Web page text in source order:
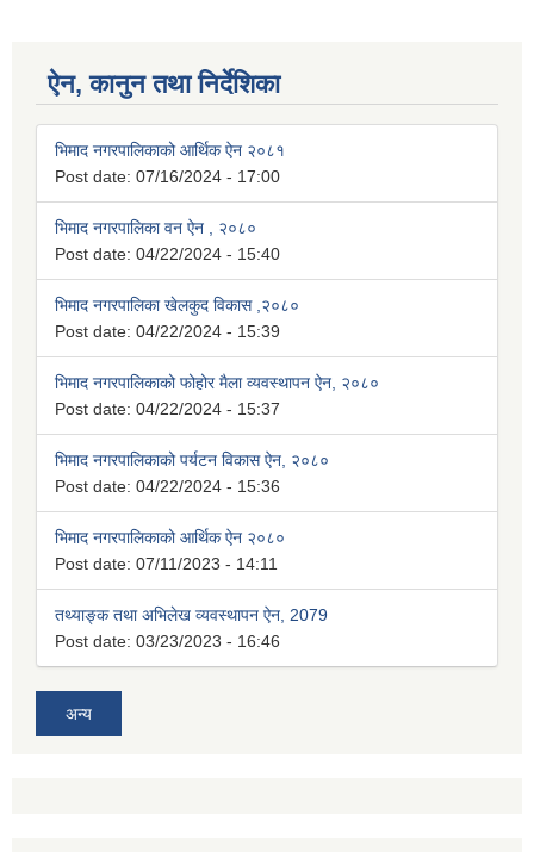
ऐन, कानुन तथा निर्देशिका
भिमाद नगरपालिकाको आर्थिक ऐन २०८१
Post date: 07/16/2024 - 17:00
भिमाद नगरपालिका वन ऐन , २०८०
Post date: 04/22/2024 - 15:40
भिमाद नगरपालिका खेलकुद विकास ,२०८०
Post date: 04/22/2024 - 15:39
भिमाद नगरपालिकाको फोहोर मैला व्यवस्थापन ऐन, २०८०
Post date: 04/22/2024 - 15:37
भिमाद नगरपालिकाको पर्यटन विकास ऐन, २०८०
Post date: 04/22/2024 - 15:36
भिमाद नगरपालिकाको आर्थिक ऐन २०८०
Post date: 07/11/2023 - 14:11
तथ्याङ्क तथा अभिलेख व्यवस्थापन ऐन, 2079
Post date: 03/23/2023 - 16:46
अन्य